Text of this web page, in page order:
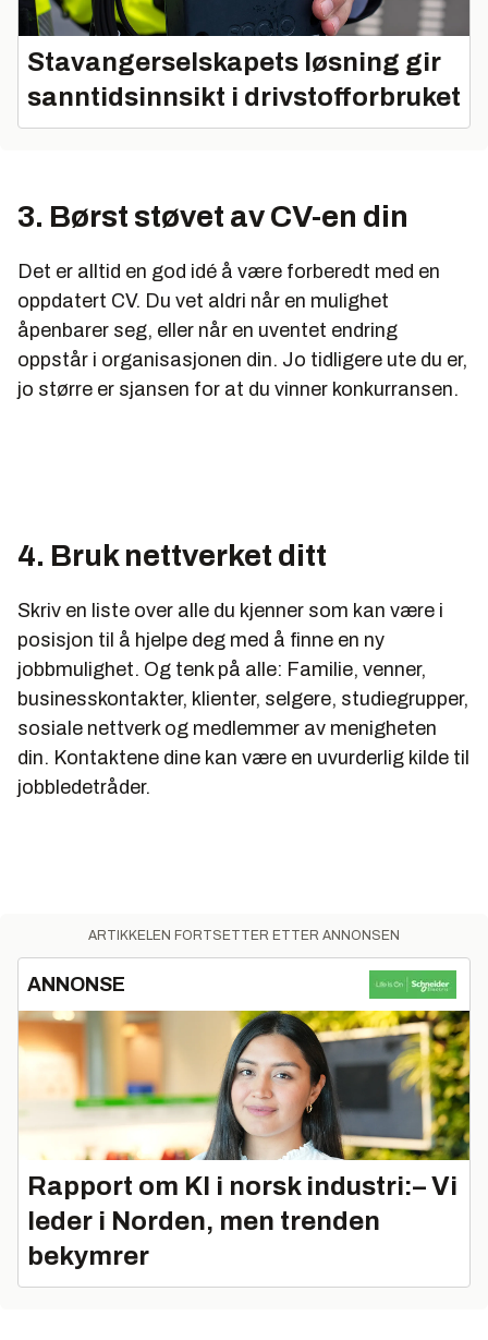
Stavangerselskapets løsning gir
sanntidsinnsikt i drivstofforbruket
3. Børst støvet av CV-en din
Det er alltid en god idé å være forberedt med en
oppdatert CV. Du vet aldri når en mulighet
åpenbarer seg, eller når en uventet endring
oppstår i organisasjonen din. Jo tidligere ute du er,
jo større er sjansen for at du vinner konkurransen.
4. Bruk nettverket ditt
Skriv en liste over alle du kjenner som kan være i
posisjon til å hjelpe deg med å finne en ny
jobbmulighet. Og tenk på alle: Familie, venner,
businesskontakter, klienter, selgere, studiegrupper,
sosiale nettverk og medlemmer av menigheten
din. Kontaktene dine kan være en uvurderlig kilde til
jobbledetråder.
ARTIKKELEN FORTSETTER ETTER ANNONSEN
ANNONSE
Rapport om KI i norsk industri:– Vi
leder i Norden, men trenden
bekymrer